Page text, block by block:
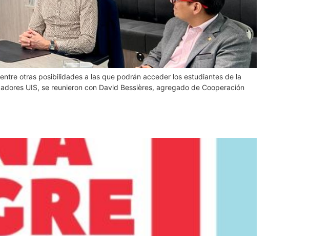
otras posibilidades a las que podrán acceder los estudiantes de la
UIS, se reunieron con David Bessières, agregado de Cooperación